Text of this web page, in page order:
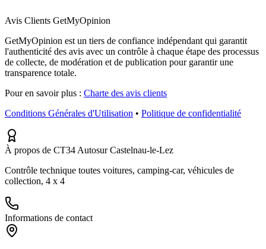
Avis Clients GetMyOpinion
GetMyOpinion est un tiers de confiance indépendant qui garantit
l'authenticité des avis avec un contrôle à chaque étape des processus
de collecte, de modération et de publication pour garantir une
transparence totale.
Pour en savoir plus : Charte des avis clients
Conditions Générales d'Utilisation • Politique de confidentialité
À propos de CT34 Autosur Castelnau-le-Lez
Contrôle technique toutes voitures, camping-car, véhicules de
collection, 4 x 4
Informations de contact